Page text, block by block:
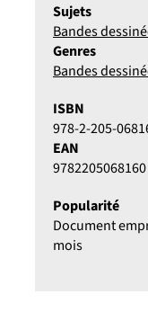
Sujets
Bandes
Genres
Bandes
ISBN
978-2-205-
EAN
9782205068160
Popularité
Document
mois